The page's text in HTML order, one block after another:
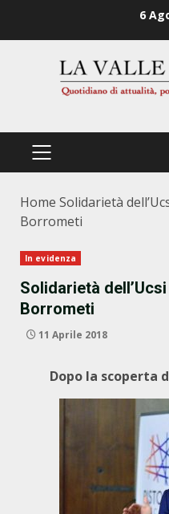
6
PRIMÄRES
Home Solidarietà
Borrometi
In evidenza
Solidarietà
Borrometi
11 Aprile 2018
Dopo la scoperta